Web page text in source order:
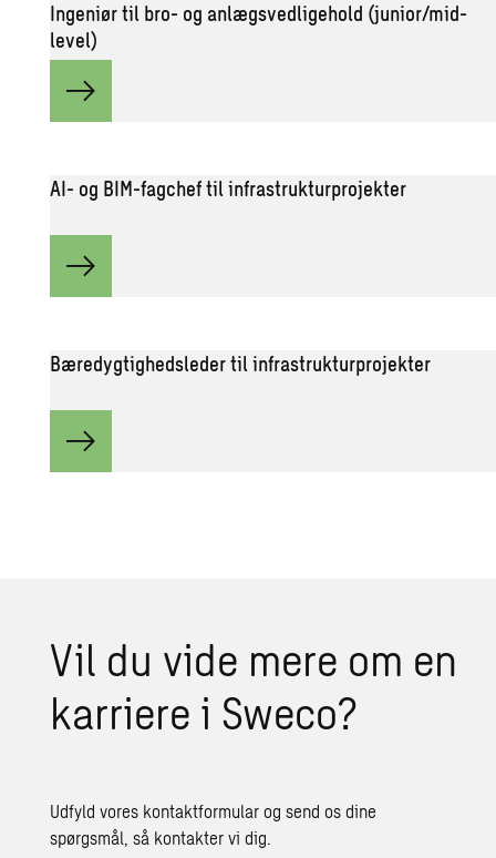
Ingeniør til bro- og anlægsvedligehold (junior/mid-
level)
AI- og BIM-fagchef til infrastrukturprojekter
Bæredygtighedsleder til infrastrukturprojekter
Vil du vide mere om en
kar­ri­e­re i Sweco?
Udfyld vores kontaktformular og send os dine
spørgsmål, så kontakter vi dig.